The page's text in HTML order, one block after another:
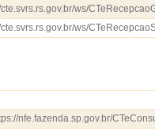
ws/
ws/
nfe.fazenda.sp.gov.br/